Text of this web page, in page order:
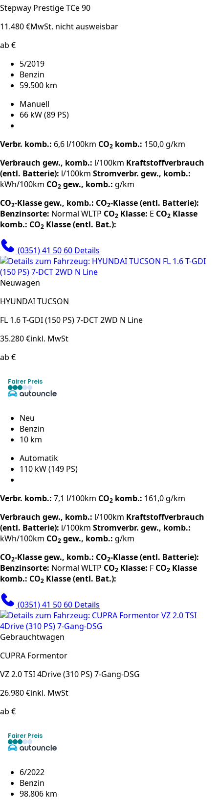
Stepway Prestige TCe 90
11.480 €MwSt. nicht ausweisbar
ab €
5/2019
Benzin
59.500 km
Manuell
66 kW (89 PS)
Verbr. komb.: 6,6 l/100km CO2 komb.: 150,0 g/km
Verbrauch gew., komb.: l/100km Kraftstoffverbrauch
(entl. Batterie): l/100km Stromverbr. gew., komb.:
kWh/100km CO2 gew., komb.: g/km
CO2-Klasse gew., komb.: CO2-Klasse (entl. Batterie):
Benzinsorte: Normal WLTP CO2 Klasse: E CO2 Klasse
komb.: CO2 Klasse (entl. Bat.):
(0351) 41 50 60 Details
Neuwagen
HYUNDAI TUCSON
FL 1.6 T-GDI (150 PS) 7-DCT 2WD N Line
35.280 €inkl. MwSt
ab €
Fairer Preis
Neu
Benzin
10 km
Automatik
110 kW (149 PS)
Verbr. komb.: 7,1 l/100km CO2 komb.: 161,0 g/km
Verbrauch gew., komb.: l/100km Kraftstoffverbrauch
(entl. Batterie): l/100km Stromverbr. gew., komb.:
kWh/100km CO2 gew., komb.: g/km
CO2-Klasse gew., komb.: CO2-Klasse (entl. Batterie):
Benzinsorte: Normal WLTP CO2 Klasse: F CO2 Klasse
komb.: CO2 Klasse (entl. Bat.):
(0351) 41 50 60 Details
Gebrauchtwagen
CUPRA Formentor
VZ 2.0 TSI 4Drive (310 PS) 7-Gang-DSG
26.980 €inkl. MwSt
ab €
Fairer Preis
6/2022
Benzin
98.806 km